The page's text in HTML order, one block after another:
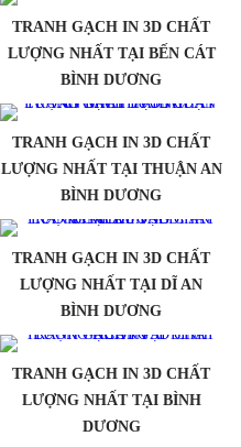
TRANH GẠCH IN 3D CHẤT
LƯỢNG NHẤT TẠI BẾN CÁT
BÌNH DƯƠNG
TRANH GẠCH IN 3D CHẤT
LƯỢNG NHẤT TẠI THUẬN AN
BÌNH DƯƠNG
TRANH GẠCH IN 3D CHẤT
LƯỢNG NHẤT TẠI DĨ AN
BÌNH DƯƠNG
TRANH GẠCH IN 3D CHẤT
LƯỢNG NHẤT TẠI BÌNH
DƯƠNG